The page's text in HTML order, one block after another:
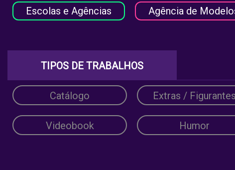
Escolas e Agências Agência de
TIPOS DE TRABALHOS
Catálogo Extras / Figurantes
Videobook Humor